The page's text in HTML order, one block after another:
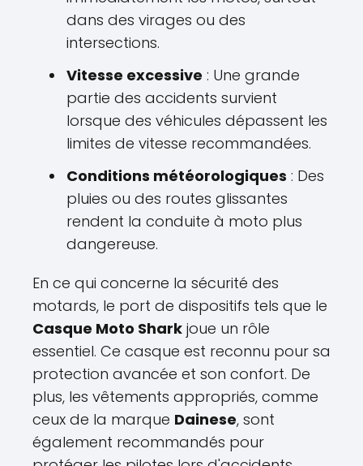
dans des virages ou des
intersections.
Vitesse excessive : Une grande
partie des accidents survient
lorsque des véhicules dépassent les
limites de vitesse recommandées.
Conditions météorologiques : Des
pluies ou des routes glissantes
rendent la conduite à moto plus
dangereuse.
En ce qui concerne la sécurité des
motards, le port de dispositifs tels que le
Casque Moto Shark joue un rôle
essentiel. Ce casque est reconnu pour sa
protection avancée et son confort. De
plus, les vêtements appropriés, comme
ceux de la marque Dainese, sont
également recommandés pour